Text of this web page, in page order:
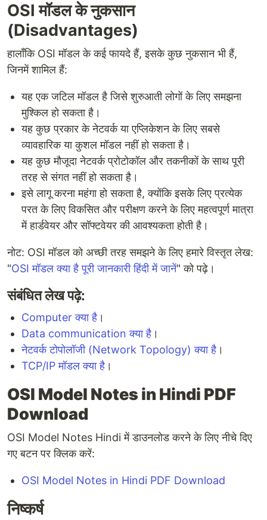
OSI मॉडल के नुकसान
(Disadvantages)
हालाँकि OSI मॉडल के कई फायदे हैं, इसके कुछ नुकसान भी हैं,
जिनमें शामिल हैं:
यह एक जटिल मॉडल है जिसे शुरुआती लोगों के लिए समझना
मुश्किल हो सकता है।
यह कुछ प्रकार के नेटवर्क या एप्लिकेशन के लिए सबसे
व्यावहारिक या कुशल मॉडल नहीं हो सकता है।
यह कुछ मौजूदा नेटवर्क प्रोटोकॉल और तकनीकों के साथ पूरी
तरह से संगत नहीं हो सकता है।
इसे लागू करना महंगा हो सकता है, क्योंकि इसके लिए प्रत्येक
परत के लिए विकसित और परीक्षण करने के लिए महत्वपूर्ण मात्रा
में हार्डवेयर और सॉफ्टवेयर की आवश्यकता होती है।
नोट: OSI मॉडल को अच्छी तरह समझने के लिए हमारे विस्तृत लेख:
"OSI मॉडल क्या है पूरी जानकारी हिंदी में जानें" को पढ़े।
संबंधित लेख पढ़े:
Computer क्या है ।
Data communication क्या है ।
नेटवर्क टोपोलॉजी (Network Topology) क्या है ।
TCP/IP मॉडल क्या है ।
OSI Model Notes in Hindi PDF
Download
OSI Model Notes Hindi में डाउनलोड करने के लिए नीचे दिए
गए बटन पर क्लिक करें:
OSI Model Notes in Hindi PDF Download
निष्कर्ष